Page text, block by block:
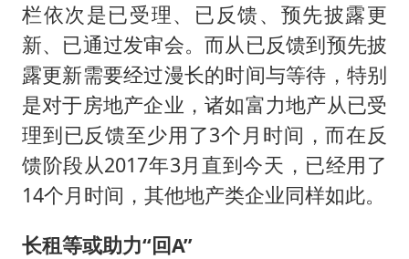
栏依次是已受理、已反馈、预先披露更
新、已通过发审会。而从已反馈到预先披
露更新需要经过漫长的时间与等待，特别
是对于房地产企业，诸如富力地产从已受
理到已反馈至少用了3个月时间，而在反
馈阶段从2017年3月直到今天，已经用了
14个月时间，其他地产类企业同样如此。
长租等或助力“回A”